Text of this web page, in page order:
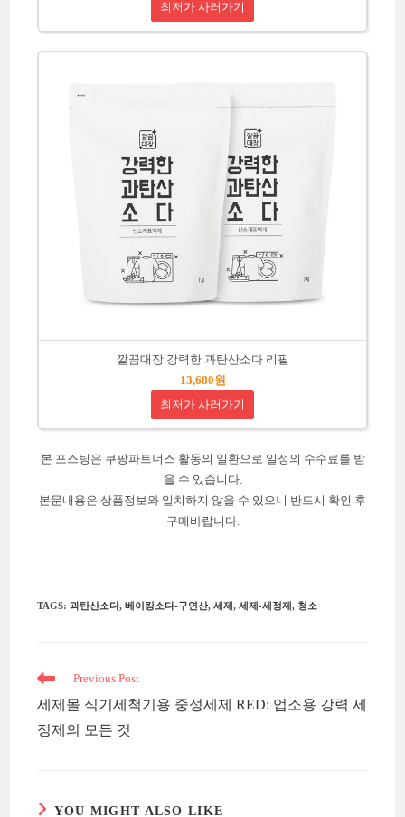
최저가 사러가기
깔끔대장 강력한 과탄산소다 리필
13,680원
최저가 사러가기
본 포스팅은 쿠팡파트너스 활동의 일환으로 일정의 수수료를 받
을 수 있습니다.
본문내용은 상품정보와 일치하지 않을 수 있으니 반드시 확인 후
구매바랍니다.
TAGS:과탄산소다, 베이킹소다-구연산, 세제, 세제-세정제, 청소
Read
articles
Previous Post
세제몰 식기세척기용 중성세제 RED: 업소용 강력 세
정제의 모든 것
YOU MIGHT ALSO LIKE